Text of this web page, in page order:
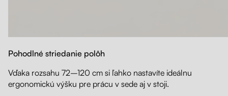
Pohodlné striedanie polôh
Vďaka rozsahu 72–120 cm si ľahko nastavíte ideálnu
ergonomickú výšku pre prácu v sede aj v stoji.